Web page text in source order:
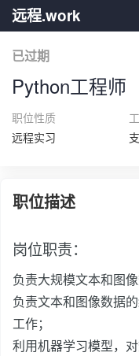
远程.work
已过期
Python工程师
职位性质
远程实习
职位描述
岗位职责：
负责大规模文本和图
负责文本和图像数据
工作；
利用机器学习模型，